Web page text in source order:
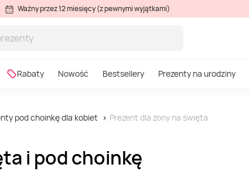
Ważny przez 12 miesięcy (z pewnymi wyjątkami)
Rabaty Nowość Bestsellery Prezenty na urodziny
pod choinkę dla kobiet Prezent dla żony na święta
i pod choinkę